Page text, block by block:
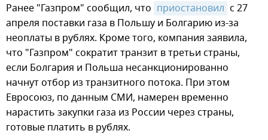
Ранее "Газпром" сообщил, что приостановил с 27
апреля поставки газа в Польшу и Болгарию из-за
неоплаты в рублях. Кроме того, компания заявила,
что "Газпром" сократит транзит в третьи страны,
если Болгария и Польша несанкционированно
начнут отбор из транзитного потока. При этом
Евросоюз, по данным СМИ, намерен временно
нарастить закупки газа из России через страны,
готовые платить в рублях.